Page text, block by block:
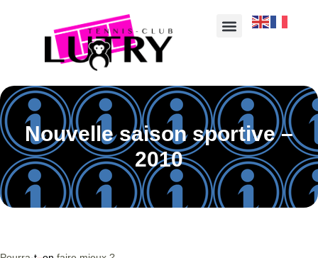
Nouvelle saison sportive –
2010